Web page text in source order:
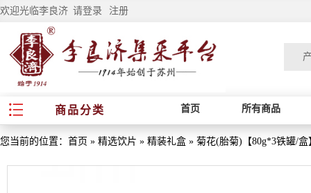
欢迎光临李良济 请登录 注册
商品分类 首页 所有商品
您当前的位置： 首页 » 精选饮片 » 精装礼盒 » 菊花(胎菊)【80g*3铁罐/盒